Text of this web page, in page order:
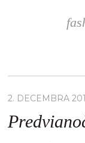
2. DECEMBRA